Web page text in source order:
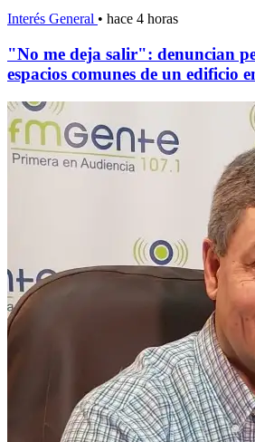
Interés General • hace 4 horas
"No me deja salir": denuncian
espacios comunes de un edificio